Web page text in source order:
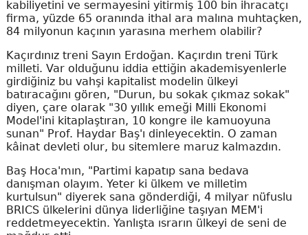
kabiliyetini ve sermayesini yitirmiş 100 bin ihracatçı
firma, yüzde 65 oranında ithal ara malına muhtaçken,
84 milyonun kaçının yarasına merhem olabilir?
Kaçırdınız treni Sayın Erdoğan. Kaçırdın treni Türk
milleti. Var olduğunu iddia ettiğin akademisyenlerle
girdiğiniz bu vahşi kapitalist modelin ülkeyi
batıracağını gören, "Durun, bu sokak çıkmaz sokak"
diyen, çare olarak "30 yıllık emeği Milli Ekonomi
Model'ini kitaplaştıran, 10 kongre ile kamuoyuna
sunan" Prof. Haydar Baş'ı dinleyecektin. O zaman
kâinat devleti olur, bu sitemlere maruz kalmazdın.
Baş Hoca'mın, "Partimi kapatıp sana bedava
danışman olayım. Yeter ki ülkem ve milletim
kurtulsun" diyerek sana gönderdiği, 4 milyar nüfuslu
BRICS ülkelerini dünya liderliğine taşıyan MEM'i
reddetmeyecektin. Yanlışta ısrarın ülkeyi de seni de